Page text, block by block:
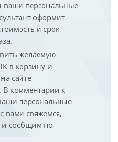
ваши персональные
оформит
и срок
желаемую
в корзину и
сайте
В комментарии к
персональные
вами свяжемся,
и сообщим по